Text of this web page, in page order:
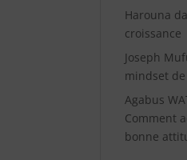
Harouna
croissance
Joseph
mindset
Agabus
Comment
bonne